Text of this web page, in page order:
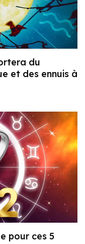
du
et des ennuis à
pour ces 5